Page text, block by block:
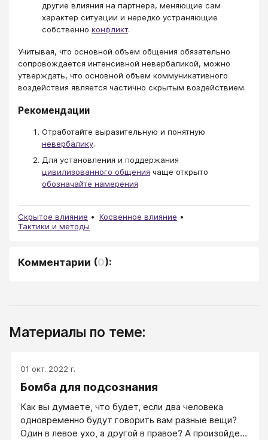
другие влияния на партнера, меняющие сам
характер ситуации и нередко устраняющие
собственно конфликт.
Учитывая, что основной объем общения обязательно
сопровождается интенсивной невербаликой, можно
утверждать, что основной объем коммуникативного
воздействия является частично скрытым воздействием.
Рекомендации
Отработайте выразительную и понятную
невербалику.
Для установления и поддержания
цивилизованного общения чаще открыто
обозначайте намерения
Скрытое влияние
Косвенное влияние
Тактики и методы
Комментарии (0):
Материалы по теме:
01 окт. 2022 г.
Бомба для подсознания
Как вы думаете, что будет, если два человека
одновременно будут говорить вам разные вещи?
Один в левое ухо, а другой в правое? А произойдет